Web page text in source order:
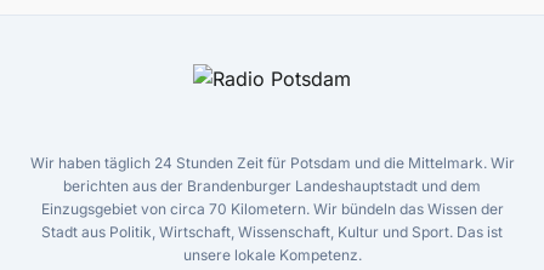
Wir haben täglich 24 Stunden Zeit für Potsdam und die Mittelmark. Wir
berichten aus der Brandenburger Landeshauptstadt und dem
Einzugsgebiet von circa 70 Kilometern. Wir bündeln das Wissen der
Stadt aus Politik, Wirtschaft, Wissenschaft, Kultur und Sport. Das ist
unsere lokale Kompetenz.